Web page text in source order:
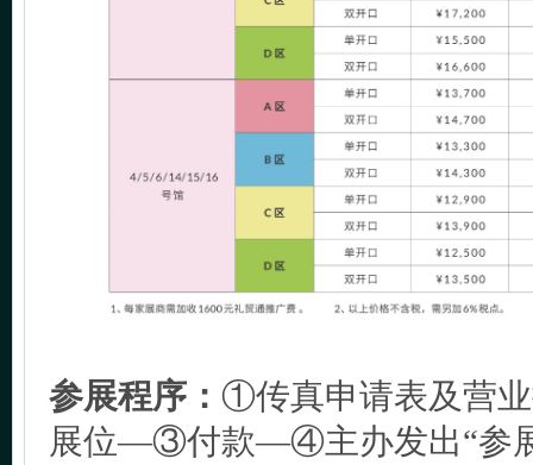
参展程序： ①传真申请表及营
展位—③付款—④主办发出“参